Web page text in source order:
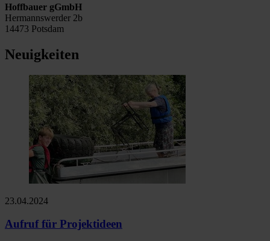
Hoffbauer gGmbH
Hermannswerder 2b
14473 Potsdam
Neuigkeiten
23.04.2024
Aufruf für Projektideen